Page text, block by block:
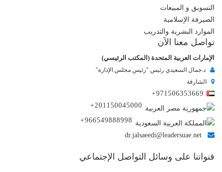
التسويق و المبيعات
الصيرفة الإسلامية
الموارد البشرية والتدريب
تواصل معنا الآن
الإمارات العربية المتحدة (المكتب الرئيسي)
د.جمال السعيدي رئيس "رئيس مجلس الإدارة"
الشارقة
+971506353669
+201150045000
+966549888998
dr.jalsaeedi@leadersuae.net
قنواتنا على وسائل التواصل الإجتماعي